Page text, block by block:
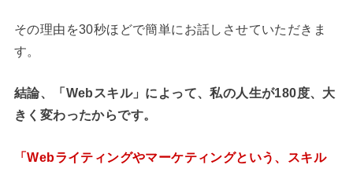
その理由を30秒ほどで簡単にお話しさせていただきま
す。
結論、「Webスキル」によって、私の人生が180度、大
きく変わったからです。
「Webライティングやマーケティングという、スキル